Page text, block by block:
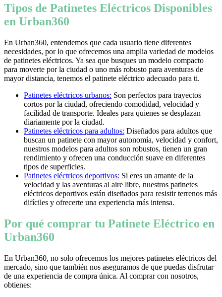
Tipos de Patinetes Eléctricos Disponibles
en Urban360
En Urban360, entendemos que cada usuario tiene diferentes
necesidades, por lo que ofrecemos una amplia variedad de modelos
de patinetes eléctricos. Ya sea que busques un modelo compacto
para moverte por la ciudad o uno más robusto para aventuras de
mayor distancia, tenemos el patinete eléctrico adecuado para ti.
Patinetes eléctricos urbanos: Son perfectos para trayectos
cortos por la ciudad, ofreciendo comodidad, velocidad y
facilidad de transporte. Ideales para quienes se desplazan
diariamente por la ciudad.
Patinetes eléctricos para adultos: Diseñados para adultos que
buscan un patinete con mayor autonomía, velocidad y confort,
nuestros modelos para adultos son robustos, tienen un gran
rendimiento y ofrecen una conducción suave en diferentes
tipos de superficies.
Patinetes eléctricos deportivos: Si eres un amante de la
velocidad y las aventuras al aire libre, nuestros patinetes
eléctricos deportivos están diseñados para resistir terrenos más
difíciles y ofrecerte una experiencia más intensa.
Por qué comprar tu Patinete Eléctrico en
Urban360
En Urban360, no solo ofrecemos los mejores patinetes eléctricos del
mercado, sino que también nos aseguramos de que puedas disfrutar
de una experiencia de compra única. Al comprar con nosotros,
obtienes: